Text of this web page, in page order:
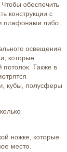
обеспечить
конструкции с
плафонами либо
освещения
которые
потолок. Также в
кубы, полусферы
ножке, которые
место.